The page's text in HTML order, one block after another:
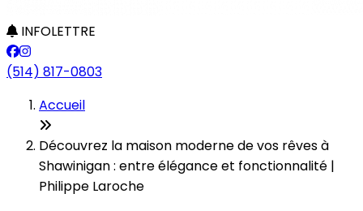
INFOLETTRE
(514) 817-0803
Accueil
Découvrez la maison moderne de vos rêves à
Shawinigan : entre élégance et fonctionnalité |
Philippe Laroche